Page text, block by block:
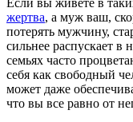
Если вы живете в
жертва, а муж ваш,
потерять мужчину,
сильнее распускает в
семьях часто
себя как свободный
может даже
что вы все равно от